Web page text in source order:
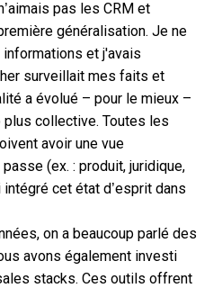
pas les CRM et
généralisation. Je ne
et j'avais
surveillait mes faits et
a évolué – pour le mieux –
collective. Toutes les
avoir une vue
(ex. : produit, juridique,
intégré cet état d’esprit dans
on a beaucoup parlé des
avons également investi
stacks. Ces outils offrent